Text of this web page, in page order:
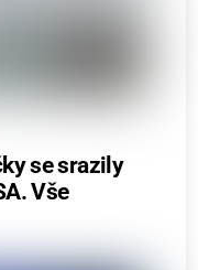
se srazily
Vše